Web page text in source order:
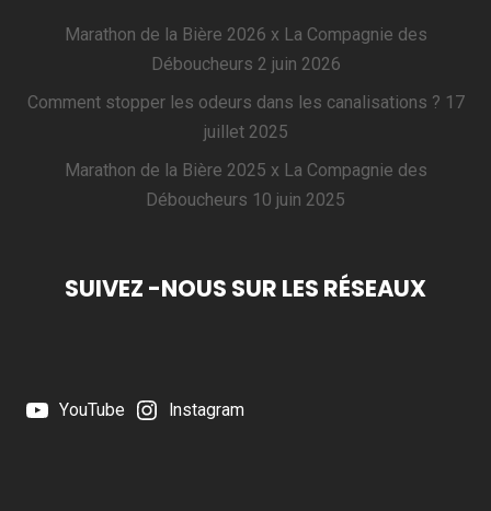
Marathon de la Bière 2026 x La Compagnie des
Déboucheurs 2 juin 2026
Comment stopper les odeurs dans les canalisations ? 17
juillet 2025
Marathon de la Bière 2025 x La Compagnie des
Déboucheurs 10 juin 2025
SUIVEZ -NOUS SUR LES RÉSEAUX
YouTube Instagram